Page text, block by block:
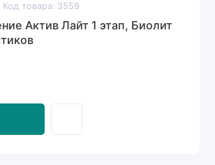
Код товара: 3559
Актив Лайт 1 этап, Биолит